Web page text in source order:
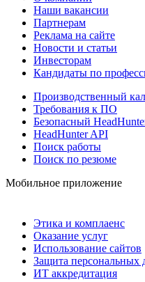
Наши вакансии
Партнерам
Реклама на сайте
Новости и статьи
Инвесторам
Кандидаты по
Производственный
Требования к ПО
Безопасный
HeadHunter API
Поиск работы
Поиск по резюме
Мобильное приложение
Этика и комплаенс
Оказание услуг
Использование сайтов
Защита персональных
ИТ аккредитация